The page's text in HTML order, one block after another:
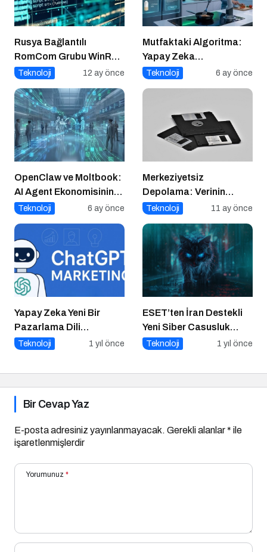
Rusya Bağlantılı
RomCom Grubu WinRAR
Açığını Hedef Aldı
Teknoloji 12 ay önce
Mutfaktaki Algoritma:
Yapay Zeka
Gastronomiyi Nasıl
Teknoloji 6 ay önce
OpenClaw ve Moltbook:
AI Agent Ekonomisinin
İlk Altyapıları
Teknoloji 6 ay önce
Merkeziyetsiz
Depolama: Verinin
Geleceği Web3 ile
Teknoloji 11 ay önce
Yapay Zeka Yeni Bir
Pazarlama Dili
Konuşuyor:
Markalara Yönelik
Fırsatlar
Teknoloji 1 yıl önce
ESET’ten İran Destekli
Yeni Siber Casusluk
Operasyonu Uyarısı
Teknoloji 1 yıl önce
Bir Cevap Yaz
E-posta adresiniz yayınlanmayacak. Gerekli alanlar* ile
işaretlenmişlerdir
Yorumunuz *